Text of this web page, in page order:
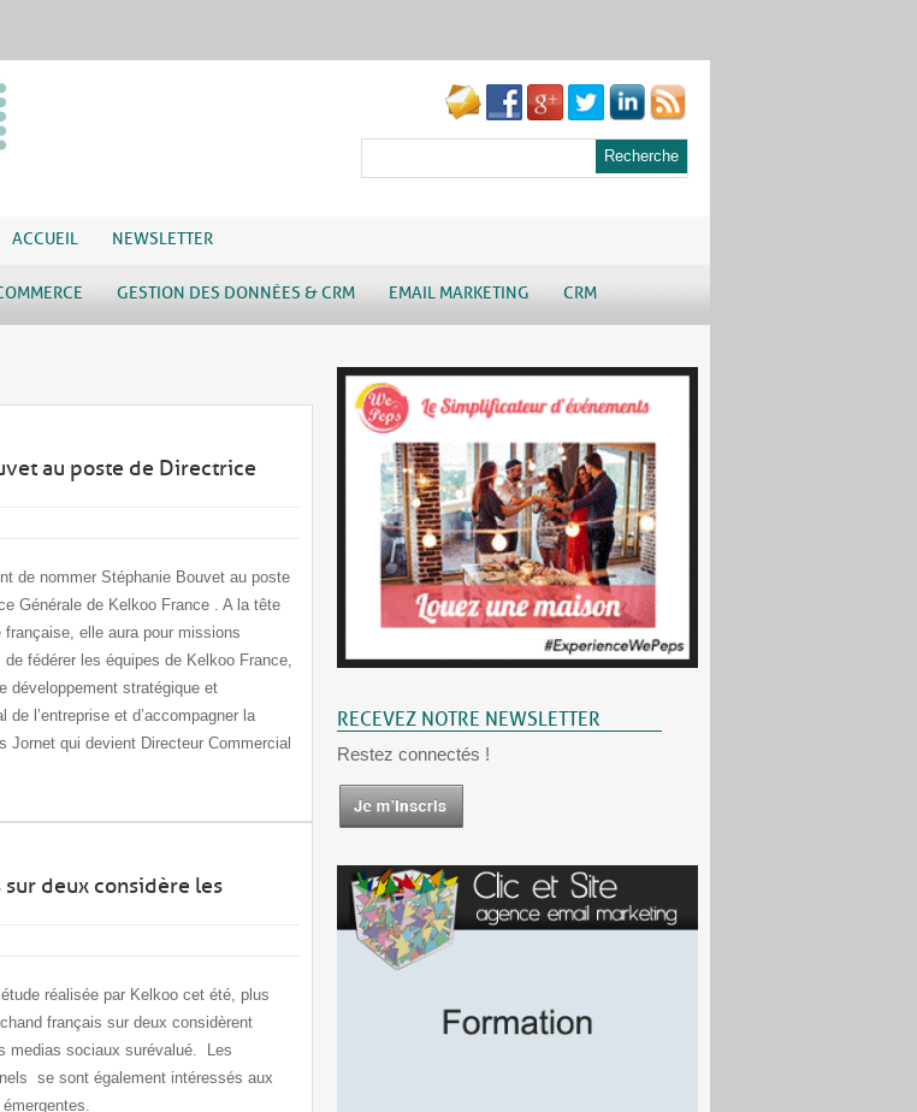
ACCUEIL NEWSLETTER
GESTION DES DONNÉES & CRM EMAIL MARKETING CRM
au poste de Directrice
de nommer Stéphanie Bouvet au poste
Générale de Kelkoo France . A la tête
française, elle aura pour missions
de fédérer les équipes de Kelkoo France,
développement stratégique et
de l’entreprise et d’accompagner la
qui devient Directeur Commercial
sur deux considère les
réalisée par Kelkoo cet été, plus
français sur deux considèrent
medias sociaux surévalué. Les
se sont également intéressés aux
RECEVEZ NOTRE NEWSLETTER
Restez connectés !